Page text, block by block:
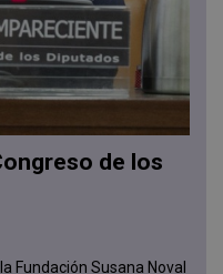
de los
Fundación Susana Noval